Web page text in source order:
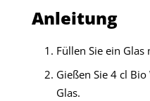
Anleitung
Füllen Sie ein
Gießen Sie 4 cl
Glas.